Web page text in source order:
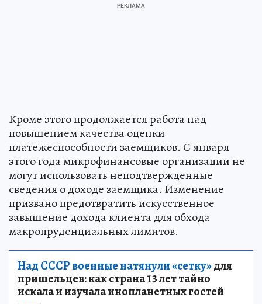
Кроме этого продолжается работа над
повышением качества оценки
платежеспособности заемщиков. С января
этого года микрофинансовые организации не
могут использовать неподтвержденные
сведения о доходе заемщика. Изменение
призвано предотвратить искусственное
завышение дохода клиента для обхода
макропруденциальных лимитов.
Над СССР военные натянули «сетку»для
пришельцев: как страна 13 лет тайно
искала и изучала инопланетных гостей